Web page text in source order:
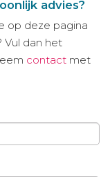
advies?
op deze pagina
Vul dan het
contact met